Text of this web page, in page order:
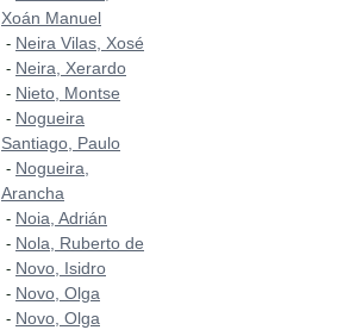
Xoán Manuel
- Neira Vilas, Xosé
- Neira, Xerardo
- Nieto, Montse
- Nogueira
Santiago, Paulo
- Nogueira,
Arancha
- Noia, Adrián
- Nola, Ruberto de
- Novo, Isidro
- Novo, Olga
- Novo, Olga